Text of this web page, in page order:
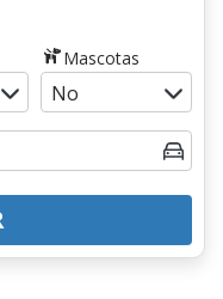
Mascotas